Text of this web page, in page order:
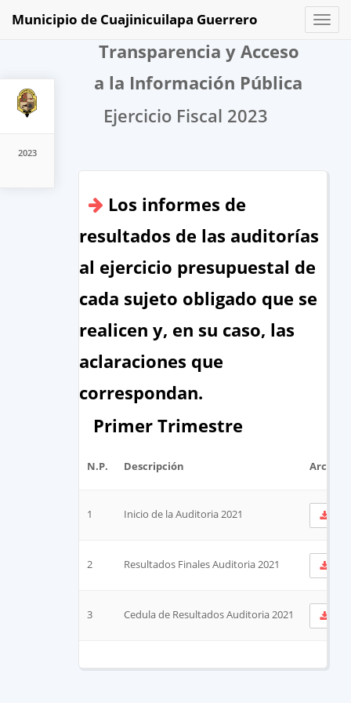
2023
Toggle
Municipio de Cuajinicuilapa Guerrero
Transparencia y Acceso
a la Información Pública
Ejercicio Fiscal 2023
Los informes de
resultados de las auditorías
al ejercicio presupuestal de
cada sujeto obligado que se
realicen y, en su caso, las
aclaraciones que
correspondan.
Primer Trimestre
N.P. Descripción Archivo
1 Inicio de la Auditoria 2021
2 Resultados Finales Auditoria 2021
3 Cedula de Resultados Auditoria 2021